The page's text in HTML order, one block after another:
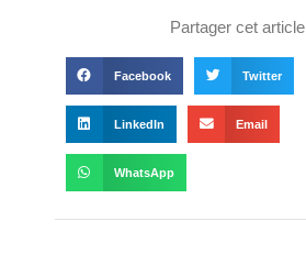
Partager cet article
Facebook Twitter
LinkedIn Email
WhatsApp